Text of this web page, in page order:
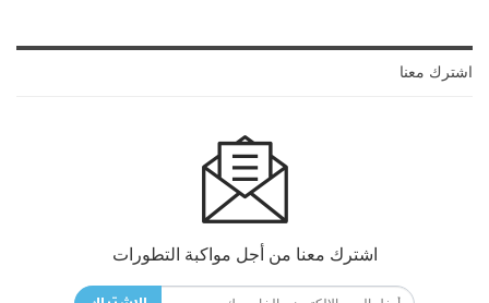
اشترك معنا
اشترك معنا من أجل مواكبة التطورات